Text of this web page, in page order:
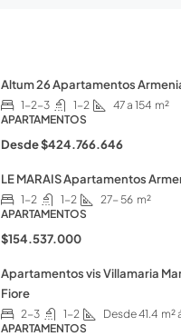
Altum 26 Apartamentos
1-2-3 1-2 47 a 154 m²
APARTAMENTOS
Desde$424.766.646
LE MARAIS Apartamentos
1-2 1-2 27- 56 m²
APARTAMENTOS
$154.537.000
Apartamentos vis Villamaria
Fiore
2-3 1-2 Desde 41.4 m²
APARTAMENTOS